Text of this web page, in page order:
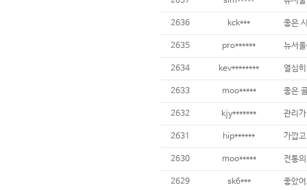
2636 kck*** 좋은
2635 pro****** 뉴서
2634 kev********
2633 moo***** 좋은
2632 kjy******* 관리
2631 hip******
2630 moo***** 전통
2629 sk6*** 좋았